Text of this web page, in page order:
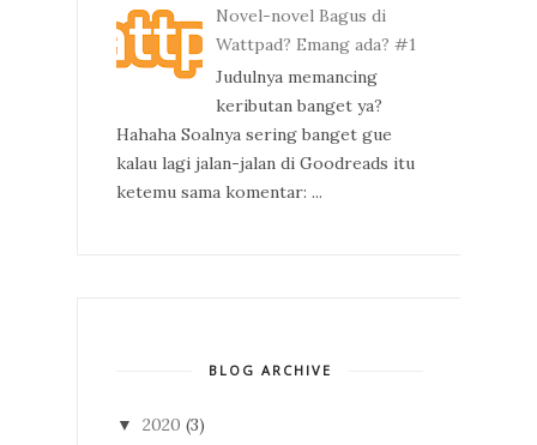
Novel-novel Bagus di
Wattpad? Emang ada? #1
Judulnya memancing
keributan banget ya?
Hahaha Soalnya sering banget gue
kalau lagi jalan-jalan di Goodreads itu
ketemu sama komentar: ...
BLOG ARCHIVE
▼ 2020 (3)